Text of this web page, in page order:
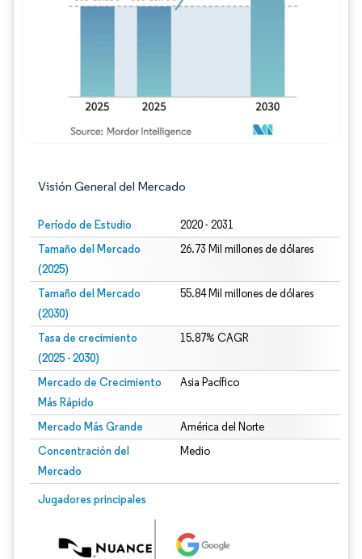
Visión General del Mercado
Período de Estudio 2020 - 2031
Tamaño del Mercado
(2025)
26.73 Mil millones de dólares
Tamaño del Mercado
(2030)
55.84 Mil millones de dólares
Tasa de crecimiento
(2025 - 2030)
15.87% CAGR
Mercado de Crecimiento
Más Rápido
Asia Pacífico
Mercado Más Grande América del Norte
Concentración del
Mercado
Medio
Jugadores principales
Imagen © Mordor Intelligence. El uso requiere atribución según CC BY 4.0.